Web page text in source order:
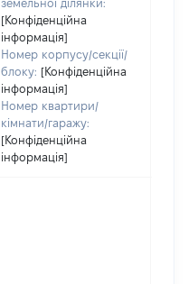
земельної ділянки:
[Конфіденційна
інформація]
Номер корпусу/секції/
блоку: [Конфіденційна
інформація]
Номер квартири/
кімнати/гаражу:
[Конфіденційна
інформація]